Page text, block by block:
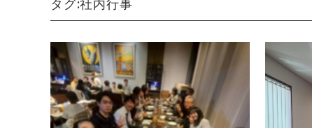
タグ:社内行事